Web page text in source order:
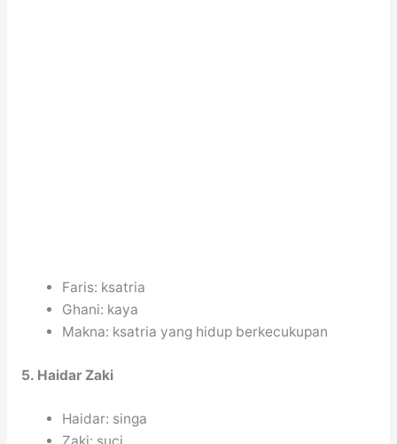
Faris: ksatria
Ghani: kaya
Makna: ksatria yang hidup berkecukupan
5. Haidar Zaki
Haidar: singa